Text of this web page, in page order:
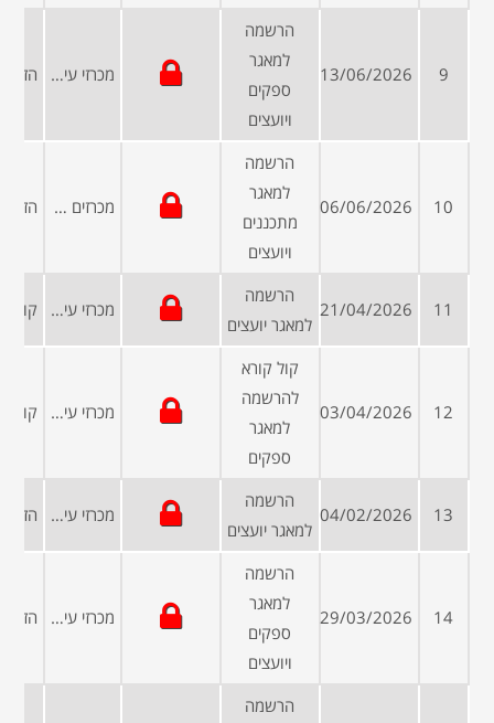
9
13/06/2026
הרשמה
למאגר
ספקים
ויועצים
מכרזי עיריות ומועצות
10
06/06/2026
הרשמה
למאגר
מתכננים
ויועצים
מכרזים פומביים
11
21/04/2026
הרשמה
למאגר יועצים
מכרזי עיריות ומועצות
12
03/04/2026
קול קורא
להרשמה
למאגר
ספקים
מכרזי עיריות ומועצות
13
04/02/2026
הרשמה
למאגר יועצים
מכרזי עיריות ומועצות
14
29/03/2026
הרשמה
למאגר
ספקים
ויועצים
מכרזי עיריות ומועצות
הרשמה